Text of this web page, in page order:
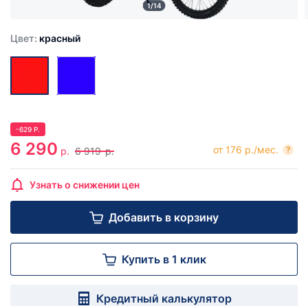
1/14
Цвет: красный
-629 Р.
6 290 р. 6 919 р. от 176 р./мес. ?
Узнать о снижении цен
Добавить в корзину
Купить в 1 клик
Кредитный калькулятор